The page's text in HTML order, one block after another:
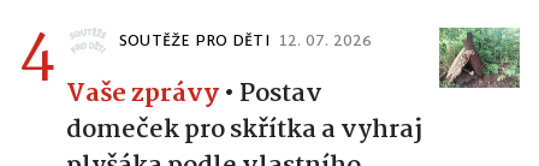
4 SOUTĚŽE PRO DĚTI 12. 07. 2026
Vaše zprávy• Postav
domeček pro skřítka a vyhraj